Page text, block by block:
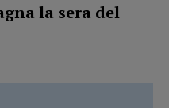
la sera del